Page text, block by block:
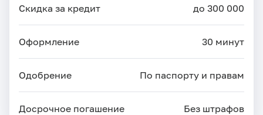
Скидка за кредит до 300 000
Оформление 30 минут
Одобрение По паспорту и правам
Досрочное погашение Без штрафов